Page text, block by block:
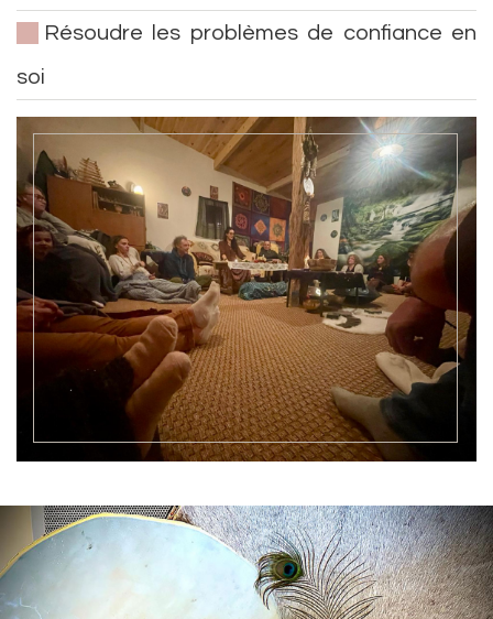
Résoudre les problèmes de confiance en
soi